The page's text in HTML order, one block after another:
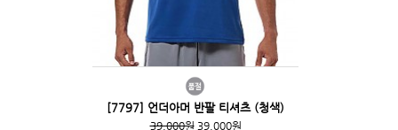
[7797] 언더아머 반팔 티셔츠 (청색)
39,000원39,000원